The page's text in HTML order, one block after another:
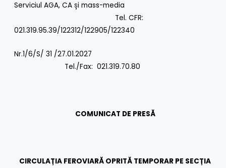
Serviciul AGA, CA și mass-media
Tel. CFR:
021.319.95.39/122312/122905/122340
Nr.1/6/S/ 31 /27.01.2027
Tel./Fax: 021.319.70.80
COMUNICAT DE PRESĂ
CIRCULAȚIA FEROVIARĂ OPRITĂ TEMPORAR PE SECȚIA